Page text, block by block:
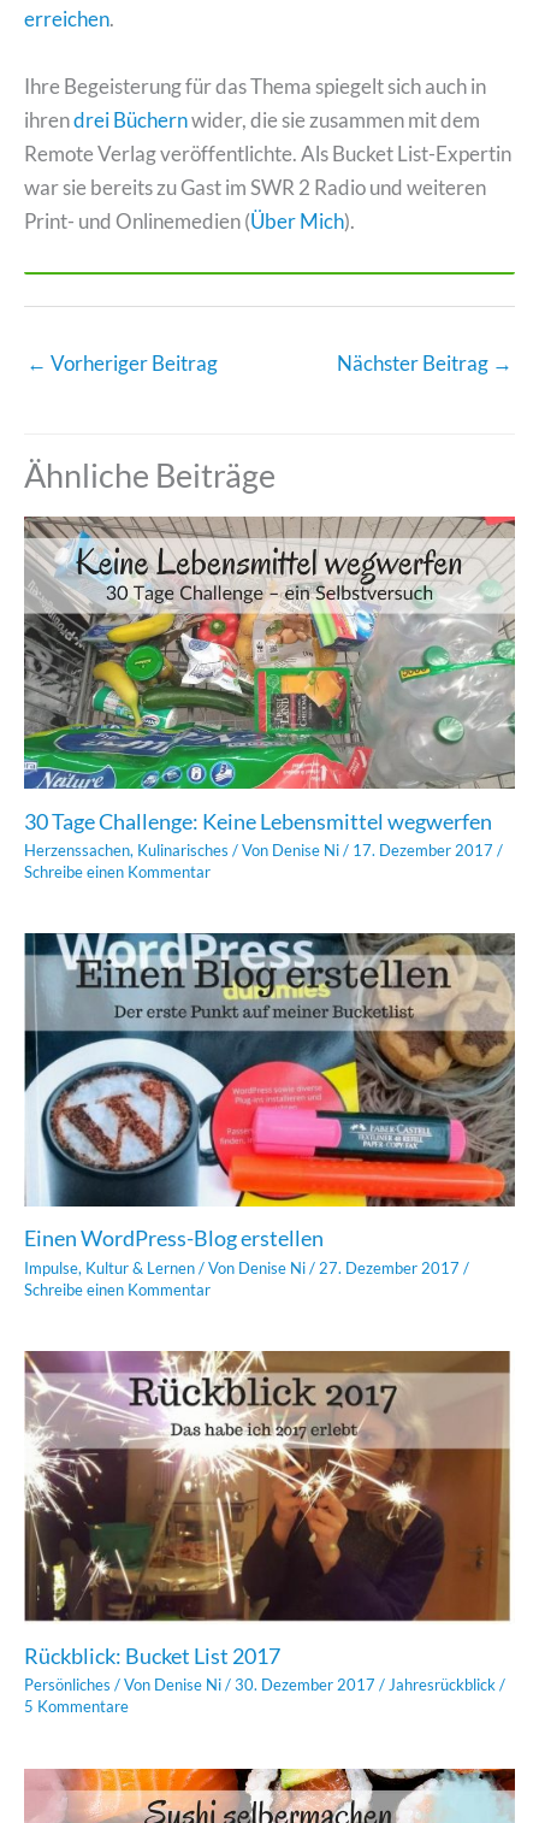
erreichen.
Ihre Begeisterung für das Thema spiegelt sich auch in
ihrendrei Büchernwider, die sie zusammen mit dem
Remote Verlag veröffentlichte. Als Bucket List-Expertin
war sie bereits zu Gast im SWR 2 Radio und weiteren
Print- und Onlinemedien (Über Mich).
← Vorheriger Beitrag Nächster Beitrag →
Ähnliche Beiträge
30 Tage Challenge: Keine Lebensmittel wegwerfen
Herzenssachen, Kulinarisches / Von Denise Ni/ 17. Dezember 2017 /
Schreibe einen Kommentar
Einen WordPress-Blog erstellen
Impulse, Kultur & Lernen/ Von Denise Ni/ 27. Dezember 2017 /
Schreibe einen Kommentar
Rückblick: Bucket List 2017
Persönliches / Von Denise Ni/30. Dezember 2017 /Jahresrückblick/
5 Kommentare